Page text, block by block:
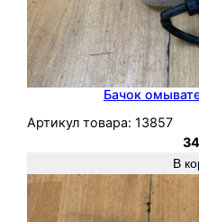
Бачок
Артикул товара: 13857
В